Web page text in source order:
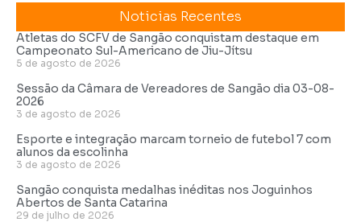
Noticias Recentes
Atletas do SCFV de Sangão conquistam destaque em
Campeonato Sul-Americano de Jiu-Jítsu
5 de agosto de 2026
Sessão da Câmara de Vereadores de Sangão dia 03-08-
2026
3 de agosto de 2026
Esporte e integração marcam torneio de futebol 7 com
alunos da escolinha
3 de agosto de 2026
Sangão conquista medalhas inéditas nos Joguinhos
Abertos de Santa Catarina
29 de julho de 2026